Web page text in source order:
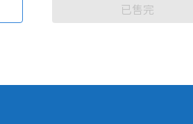
已售完